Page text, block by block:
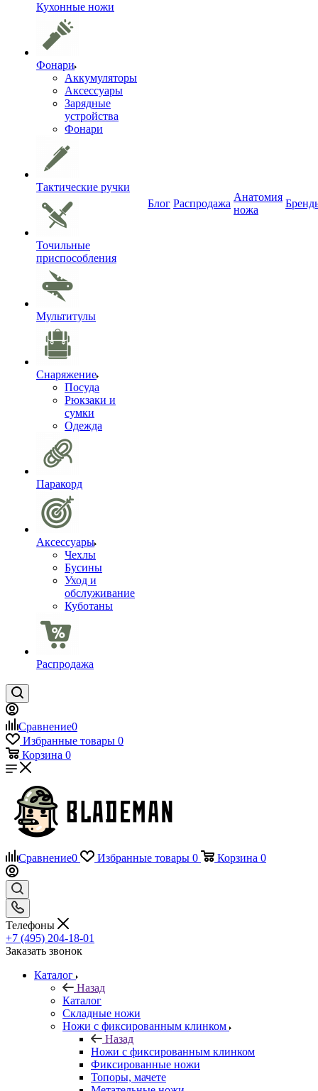
Кухонные ножи
Фонари
Аккумуляторы
Аксессуары
Зарядные
устройства
Фонари
Тактические ручки
Точильные
приспособления
Мультитулы
Снаряжение
Посуда
Рюкзаки и
сумки
Одежда
Паракорд
Аксессуары
Чехлы
Бусины
Уход и
обслуживание
Куботаны
Распродажа
Блог Распродажа
Анатомия
ножа
Сравнение0
Избранные товары 0
Корзина 0
Сравнение0 Избранные товары 0 Корзина 0
Телефоны
+7 (495) 204-18-01
Заказать звонок
Каталог
Назад
Каталог
Складные ножи
Ножи с фиксированным клинком
Назад
Ножи с фиксированным клинком
Фиксированные ножи
Топоры, мачете